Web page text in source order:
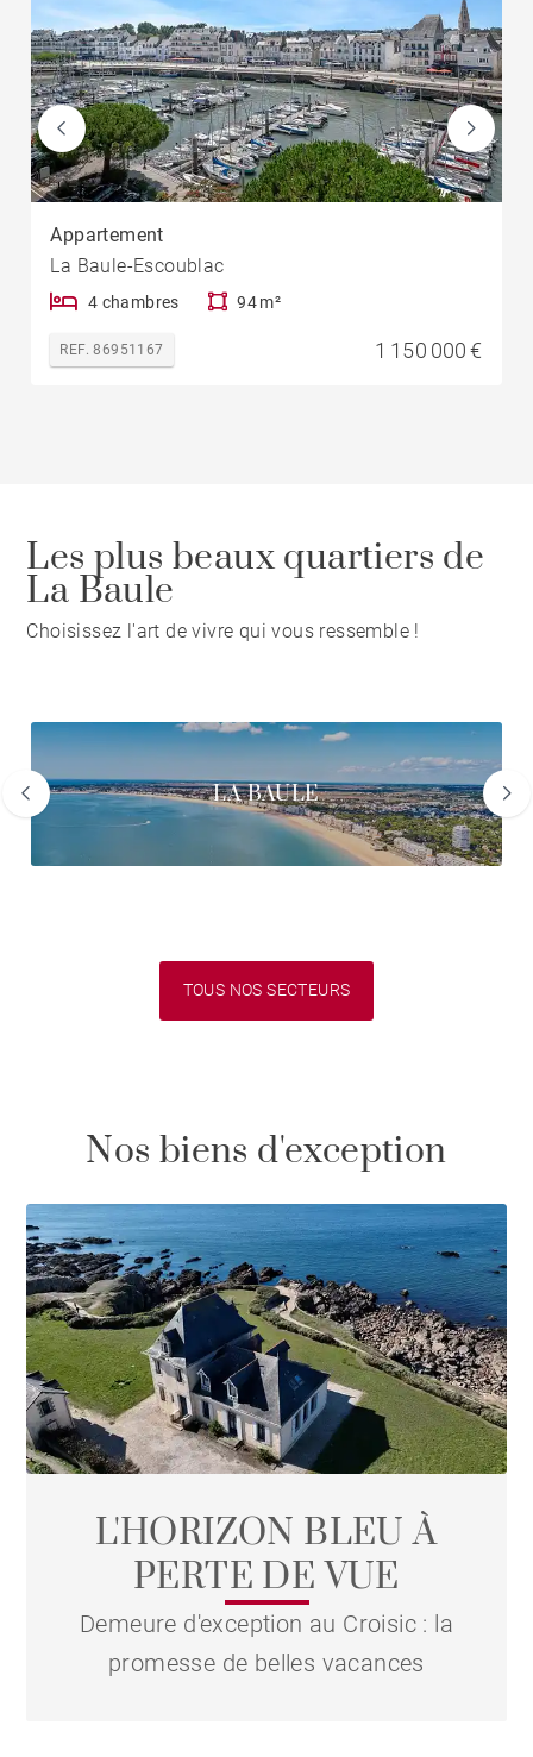
Appartement
La Baule-Escoublac
4 chambres 94 m²
REF. 86951167 1 150 000 €
Les plus beaux quartiers de
La Baule
Choisissez l'art de vivre qui vous ressemble !
LA BAULE
TOUS NOS SECTEURS
Nos biens d'exception
L'HORIZON BLEU À
PERTE DE VUE
Demeure d'exception au Croisic : la
promesse de belles vacances
\/50.z-20(class="via-black/45 via-[9%] from-[0%] to-
[21%] to-transparent")